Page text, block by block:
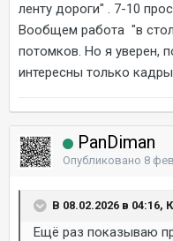
ленту дороги" . 7-10
Вообщем работа "в
потомков. Но я уверен,
интересны только
PanDiman
Опубликовано 8
В 08.02.2026 в 04:16,
Ещё раз показываю